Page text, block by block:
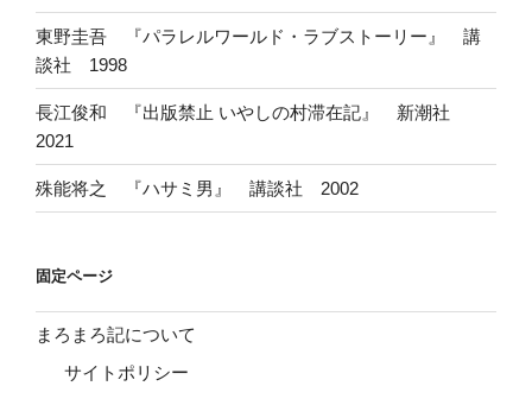
東野圭吾 『パラレルワールド・ラブストーリー』 講
談社 1998
長江俊和 『出版禁止 いやしの村滞在記』 新潮社
2021
殊能将之 『ハサミ男』 講談社 2002
固定ページ
まろまろ記について
サイトポリシー